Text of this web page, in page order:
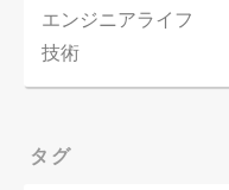
エンジニアライフ
技術
タグ